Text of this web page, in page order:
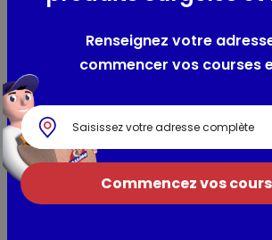
Lieu de provenance :France
Utilisation et conservation
Informations complémentaires
Renseignez votre
commencer vos courses
Commencez vos